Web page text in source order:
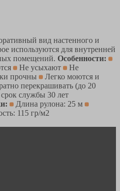
вид настенного и
используются для внутренней
помещений. Особенности:
Не усыхают
Не
прочны
Легко моются и
перекрашивать (до 20
службы 30 лет
Длина рулона: 25 м
115 гр/м2